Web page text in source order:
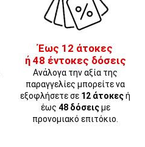
Έως 12 άτοκες
ή 48 έντοκες δόσεις
Ανάλογα την αξία της
παραγγελίες μπορείτε να
εξοφλήσετε σε 12 άτοκεςή
έως 48 δόσειςμε
προνομιακό επιτόκιο.